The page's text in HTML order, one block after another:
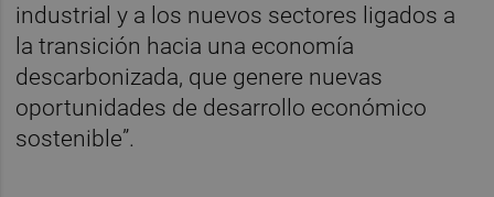
industrial y a los nuevos sectores ligados a
la transición hacia una economía
descarbonizada, que genere nuevas
oportunidades de desarrollo económico
sostenible”.